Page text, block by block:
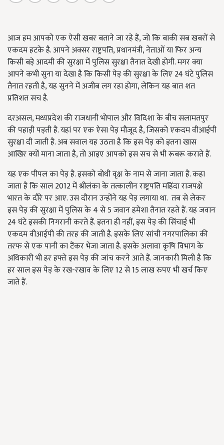
आज हम आपको एक ऐसी खबर बताने जा रहे हैं, जो कि बाकी सब खबरों से
एकदम हटके है. आपने अक्सर राष्ट्रपति, प्रधानमंत्री, नेताओं या फिर अन्य
किसी बड़े आदमी की सुरक्षा में पुलिस सुरक्षा तैनात देखी होगी. मगर क्या
आपने कभी सुना या देखा है कि किसी पेड़ की सुरक्षा के लिए 24 घंटे पुलिस
तैनात रहती है, यह सुनने में अजीब लग रहा होगा, लेकिन यह बात शत
प्रतिशत सच है.
दरअसल, मध्यप्रदेश की राजधानी भोपाल और विदिशा के बीच सलामतपुर
की पहाड़ी पड़ती है. यहां पर एक ऐसा पेड़ मौजूद है, जिसको एकदम वीआईपी
सुरक्षा दी जाती है. अब सवाल यह उठता है कि इस पेड़ को इतना खास
आखिर क्यों माना जाता है, तो आइए आपको इस सच से भी रूबरू कराते हैं.
यह एक पीपल का पेड़ है. इसको बोधी वृक्ष के नाम से जाना जाता है. कहा
जाता है कि साल 2012 में श्रीलंका के तत्कालीन राष्ट्रपति महिंदा राजपक्षे
भारत के दौरे पर आए. उस दौरान उन्होंने यह पेड़ लगाया था. तब से लेकर
इस पेड़ की सुरक्षा में पुलिस के 4 से 5 जवान हमेशा तैनात रहते हैं. यह जवान
24 घंटे इसकी निगरानी करते हैं. इतना ही नहीं, इस पेड़ की सिंचाई भी
एकदम वीआईपी की तरह की जाती है. इसके लिए सांची नगरपालिका की
तरफ से एक पानी का टैंकर भेजा जाता है. इसके अलावा कृषि विभाग के
अधिकारी भी हर हफ्ते इस पेड़ की जांच करने आते हैं. जानकारी मिली है कि
हर साल इस पेड़ के रख-रखाव के लिए 12 से 15 लाख रुपए भी खर्च किए
जाते हैं.